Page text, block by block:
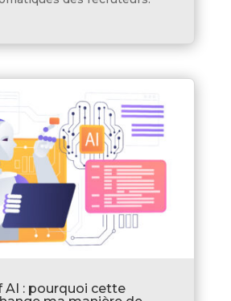
AI : pourquoi cette